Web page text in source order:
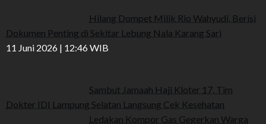
Hilang Dompet Milik Rio Wahyudi, Berisi
Dokumen Penting di Sekitar Lebung Nala Karang Sari
11 Juni 2026 | 12:46 WIB
Sambut Jamaah Haji Kloter 17, Tim
Dokter IDI Lampung Selatan Langsung Cek Kesehatan
Ledakan Kompor Gas Gegerkan Warga